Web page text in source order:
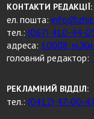
КОНТАКТИ РЕДАКЦІЇ:
ел. пошта:
тел.:(067) 410-44-
адреса: 10008,
головний редактор:
РЕКЛАМНИЙ ВІДДІЛ:
тел.:(0412) 47-00-